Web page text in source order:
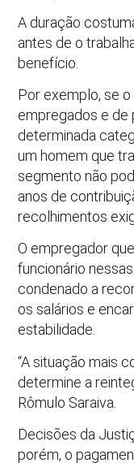
A duração
antes de o
benefício.
Por exemplo, se
empregados e de
determinada
um homem que
segmento não
anos de
recolhimentos
O empregador
funcionário
condenado a
os salários e
estabilidade.
“A situação mais
determine a
Rômulo Saraiva.
Decisões da
porém, o